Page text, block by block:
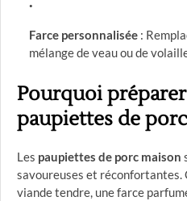
Farce personnalisée :
mélange de veau ou de
Pourquoi
paupiettes de
Les paupiettes de porc maison
savoureuses et réconfortantes.
viande tendre, une farce